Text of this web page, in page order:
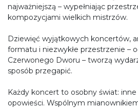
najważniejszą – wypełniając
kompozycjami wielkich mistrzów.
Dziewięć wyjątkowych koncertów,
formatu i niezwykłe przestrzenie –
Czerwonego Dworu – tworzą
sposób przegapić.
Każdy koncert to osobny świat:
opowieści. Wspólnym